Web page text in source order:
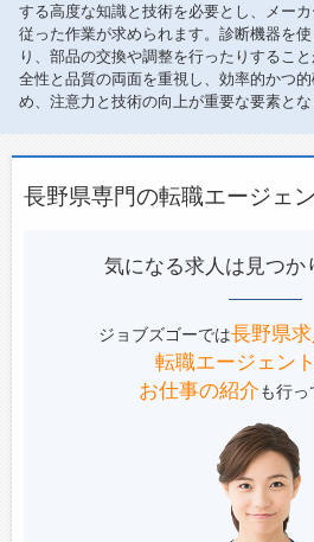
ださい。
・やる時は集中して仕
や休憩はゆっくり休む
り替える職場です。
【働き方に関して】
・有休取得率61％
・ロッカー
・冷蔵庫
・電子レンジ
・夏季は飲み物・ゼリ
・暑さ寒さ対策として
しくはスポットクーラ
する高度な知識と技術を必要とし、メー
従った作業が求められます。診断機器を
り、部品の交換や調整を行ったりするこ
全性と品質の両面を重視し、効率的かつ
め、注意力と技術の向上が重要な要素とな
長野県専門の転職エージェ
気になる求人は見つか
ジョブズゴーでは長野県
転職エージェン
お仕事の紹介も行っ